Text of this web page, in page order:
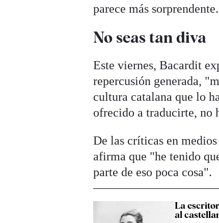
parece más sorprendente.
No seas tan diva
Este viernes, Bacardit
repercusión generada,
cultura catalana que lo
ofrecido a traducirte, no
De las críticas en
afirma que "he tenido
parte de eso poca cosa".
La
al